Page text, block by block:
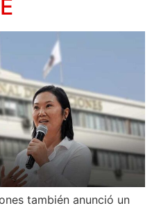
también anunció un